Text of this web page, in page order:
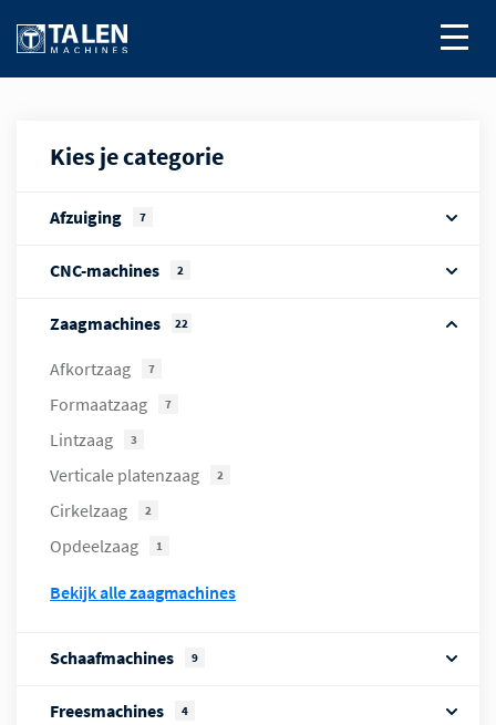
Kies je categorie
Afzuiging 7
CNC-machines 2
Zaagmachines 22
Afkortzaag 7
Formaatzaag 7
Lintzaag 3
Verticale platenzaag 2
Cirkelzaag 2
Opdeelzaag 1
bekijk alle zaagmachines
Schaafmachines 9
Freesmachines 4